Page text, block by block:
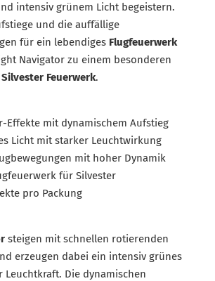
intensiv grünem Licht begeistern.
und die auffällige
für ein lebendiges Flugfeuerwerk
Navigator zu einem besonderen
Silvester Feuerwerk.
Effekte mit dynamischem Aufstieg
Licht mit starker Leuchtwirkung
mit hoher Dynamik
für Silvester
pro Packung
steigen mit schnellen rotierenden
erzeugen dabei ein intensiv grünes
Die dynamischen